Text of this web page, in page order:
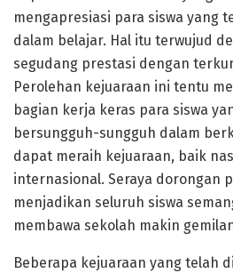
mengapresiasi para siswa yang
dalam belajar. Hal itu terwujud
segudang prestasi dengan
Perolehan kejuaraan ini tentu
bagian kerja keras para siswa
bersungguh-sungguh dalam
dapat meraih kejuaraan, baik
internasional. Seraya dorongan
menjadikan seluruh siswa
membawa sekolah makin
Beberapa kejuaraan yang telah